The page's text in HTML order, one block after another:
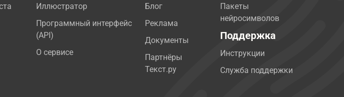
Иллюстратор
Программный интерфейс
(API)
О сервисе
Блог
Реклама
Документы
Партнёры
Текст.ру
Пакеты
нейросимволов
Поддержка
Инструкции
Служба поддержки